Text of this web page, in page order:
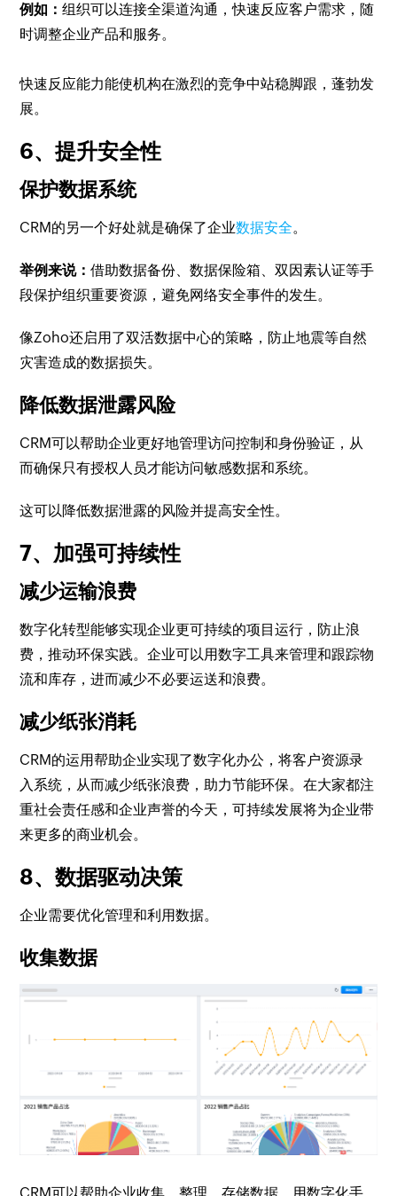
例如：组织可以连接全渠道沟通，快速反应客户需求，随
时调整企业产品和服务。
快速反应能力能使机构在激烈的竞争中站稳脚跟，蓬勃发
展。
6、提升安全性
保护数据系统
CRM的另一个好处就是确保了企业数据安全。
举例来说：借助数据备份、数据保险箱、双因素认证等手
段保护组织重要资源，避免网络安全事件的发生。
像Zoho还启用了双活数据中心的策略，防止地震等自然
灾害造成的数据损失。
降低数据泄露风险
CRM可以帮助企业更好地管理访问控制和身份验证，从
而确保只有授权人员才能访问敏感数据和系统。
这可以降低数据泄露的风险并提高安全性。
7、加强可持续性
减少运输浪费
数字化转型能够实现企业更可持续的项目运行，防止浪
费，推动环保实践。企业可以用数字工具来管理和跟踪物
流和库存，进而减少不必要运送和浪费。
减少纸张消耗
CRM的运用帮助企业实现了数字化办公，将客户资源录
入系统，从而减少纸张浪费，助力节能环保。在大家都注
重社会责任感和企业声誉的今天，可持续发展将为企业带
来更多的商业机会。
8、数据驱动决策
企业需要优化管理和利用数据。
收集数据